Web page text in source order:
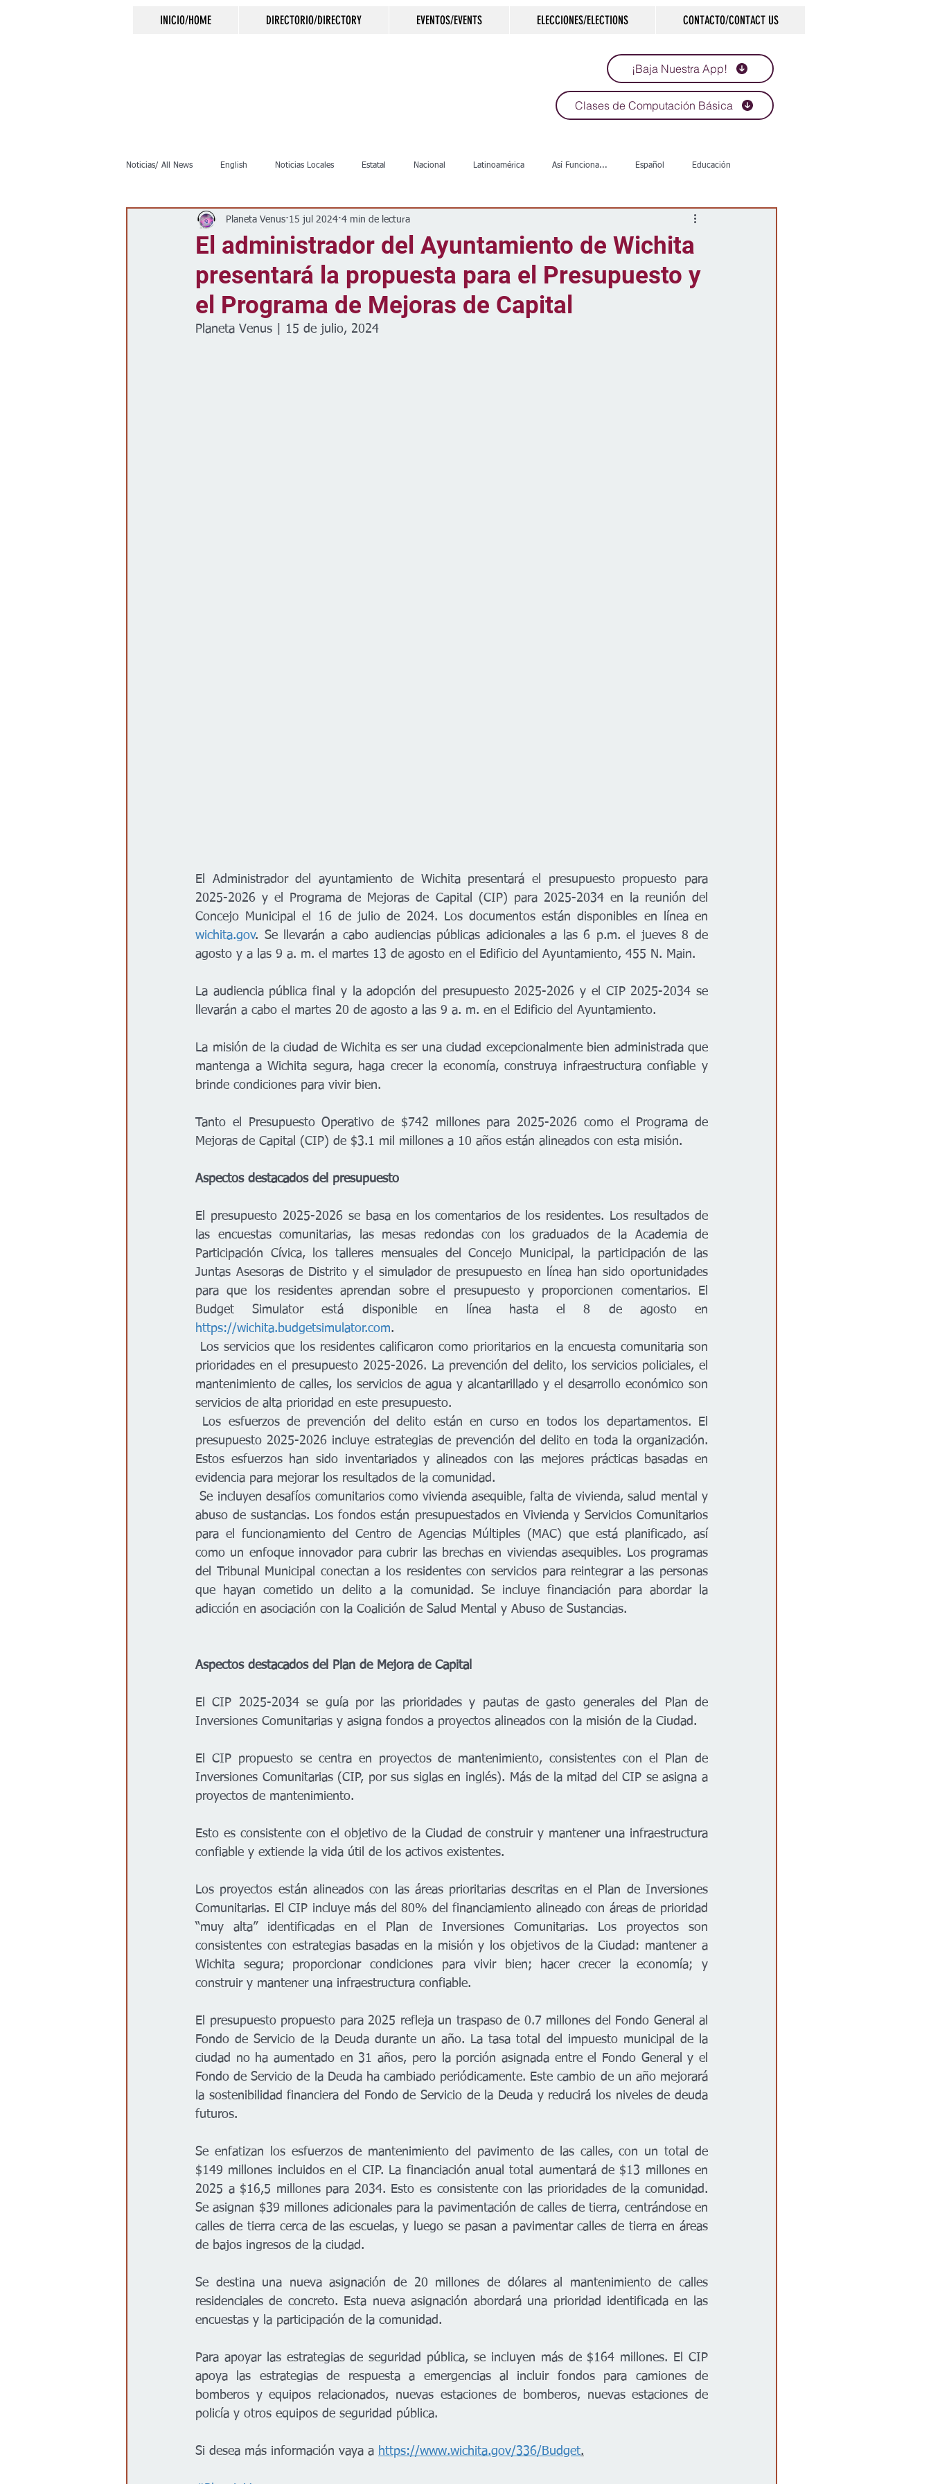
INICIO/HOME DIRECTORIO/DIRECTORY EVENTOS/EVENTS ELECCIONES/ELECTIONS CONTACTO/CONTACT US
¡Baja Nuestra App!
Clases de Computación Básica
Noticias/ All News English Noticias Locales Estatal Nacional Latinoamérica Así Funciona... Español Educación
Inmigración Crimen Negocios Salud Arte & Cultura
Clima Vivienda Escuelas Calles Desamparados Carreteras Comunidad Historias que inspiran
Espectáculos
El administrador del Ayuntamiento de Wichita
presentará la propuesta para el Presupuesto y
el Programa de Mejoras de Capital
Planeta Venus 15 jul 2024 4 min de lectura
Planeta Venus | 15 de julio, 2024
El Administrador del ayuntamiento de Wichita presentará el presupuesto propuesto para
2025-2026 y el Programa de Mejoras de Capital (CIP) para 2025-2034 en la reunión del
wichita.gov. Se llevarán a cabo audiencias públicas adicionales a las 6 p.m. el jueves 8 de
agosto y a las 9 a. m. el martes 13 de agosto en el Edificio del Ayuntamiento, 455 N. Main.
La audiencia pública final y la adopción del presupuesto 2025-2026 y el CIP 2025-2034 se
llevarán a cabo el martes 20 de agosto a las 9 a. m. en el Edificio del Ayuntamiento.
La misión de la ciudad de Wichita es ser una ciudad excepcionalmente bien administrada que
mantenga a Wichita segura, haga crecer la economía, construya infraestructura confiable y
brinde condiciones para vivir bien.
Tanto el Presupuesto Operativo de $742 millones para 2025-2026 como el Programa de
Mejoras de Capital (CIP) de $3.1 mil millones a 10 años están alineados con esta misión.
Aspectos destacados del presupuesto
El presupuesto 2025-2026 se basa en los comentarios de los residentes. Los resultados de
las encuestas comunitarias, las mesas redondas con los graduados de la Academia de
Participación Cívica, los talleres mensuales del Concejo Municipal, la participación de las
Juntas Asesoras de Distrito y el simulador de presupuesto en línea han sido oportunidades
para que los residentes aprendan sobre el presupuesto y proporcionen comentarios. El
https://wichita.budgetsimulator.com.
prioridades en el presupuesto 2025-2026. La prevención del delito, los servicios policiales, el
mantenimiento de calles, los servicios de agua y alcantarillado y el desarrollo económico son
servicios de alta prioridad en este presupuesto.
presupuesto 2025-2026 incluye estrategias de prevención del delito en toda la organización.
Estos esfuerzos han sido inventariados y alineados con las mejores prácticas basadas en
evidencia para mejorar los resultados de la comunidad.
Se incluyen desafíos comunitarios como vivienda asequible, falta de vivienda, salud mental y
abuso de sustancias. Los fondos están presupuestados en Vivienda y Servicios Comunitarios
para el funcionamiento del Centro de Agencias Múltiples (MAC) que está planificado, así
como un enfoque innovador para cubrir las brechas en viviendas asequibles. Los programas
del Tribunal Municipal conectan a los residentes con servicios para reintegrar a las personas
que hayan cometido un delito a la comunidad. Se incluye financiación para abordar la
adicción en asociación con la Coalición de Salud Mental y Abuso de Sustancias.
Aspectos destacados del Plan de Mejora de Capital
El CIP 2025-2034 se guía por las prioridades y pautas de gasto generales del Plan de
Inversiones Comunitarias y asigna fondos a proyectos alineados con la misión de la Ciudad.
El CIP propuesto se centra en proyectos de mantenimiento, consistentes con el Plan de
Inversiones Comunitarias (CIP, por sus siglas en inglés). Más de la mitad del CIP se asigna a
proyectos de mantenimiento.
Esto es consistente con el objetivo de la Ciudad de construir y mantener una infraestructura
confiable y extiende la vida útil de los activos existentes.
Los proyectos están alineados con las áreas prioritarias descritas en el Plan de Inversiones
Comunitarias. El CIP incluye más del 80% del financiamiento alineado con áreas de prioridad
“muy alta” identificadas en el Plan de Inversiones Comunitarias. Los proyectos son
consistentes con estrategias basadas en la misión y los objetivos de la Ciudad: mantener a
Wichita segura; proporcionar condiciones para vivir bien; hacer crecer la economía; y
construir y mantener una infraestructura confiable.
El presupuesto propuesto para 2025 refleja un traspaso de 0.7 millones del Fondo General al
Fondo de Servicio de la Deuda durante un año. La tasa total del impuesto municipal de la
ciudad no ha aumentado en 31 años, pero la porción asignada entre el Fondo General y el
Fondo de Servicio de la Deuda ha cambiado periódicamente. Este cambio de un año mejorará
la sostenibilidad financiera del Fondo de Servicio de la Deuda y reducirá los niveles de deuda
futuros.
Se enfatizan los esfuerzos de mantenimiento del pavimento de las calles, con un total de
$149 millones incluidos en el CIP. La financiación anual total aumentará de $13 millones en
2025 a $16,5 millones para 2034. Esto es consistente con las prioridades de la comunidad.
Se asignan $39 millones adicionales para la pavimentación de calles de tierra, centrándose en
calles de tierra cerca de las escuelas, y luego se pasan a pavimentar calles de tierra en áreas
de bajos ingresos de la ciudad.
Se destina una nueva asignación de 20 millones de dólares al mantenimiento de calles
residenciales de concreto. Esta nueva asignación abordará una prioridad identificada en las
encuestas y la participación de la comunidad.
Para apoyar las estrategias de seguridad pública, se incluyen más de $164 millones. El CIP
apoya las estrategias de respuesta a emergencias al incluir fondos para camiones de
bomberos y equipos relacionados, nuevas estaciones de bomberos, nuevas estaciones de
policía y otros equipos de seguridad pública.
Si desea más información vaya a https://www.wichita.gov/336/Budget.